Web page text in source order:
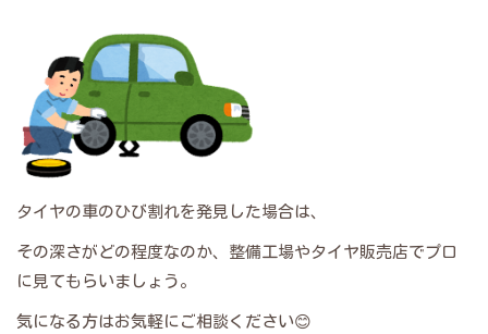
タイヤの車のひび割れを発見した場合は、
その深さがどの程度なのか、整備工場やタイヤ販売店でプロ
に見てもらいましょう。
気になる方はお気軽にご相談ください😊